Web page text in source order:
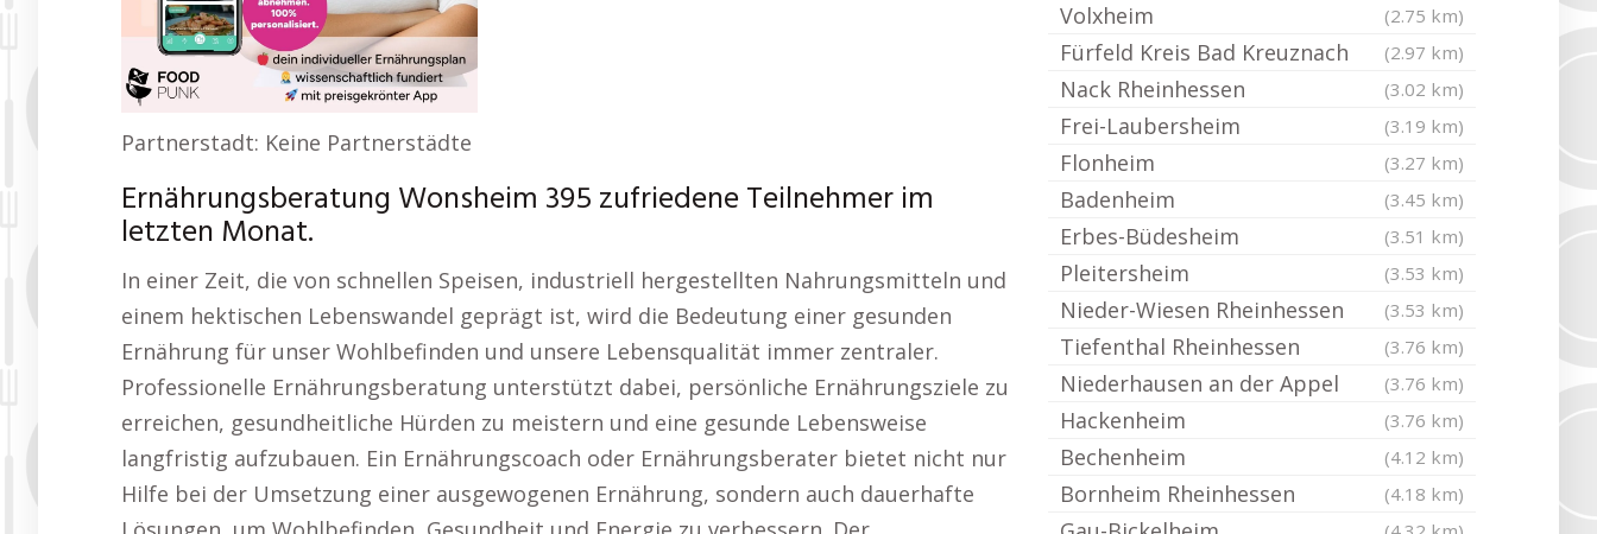
Partnerstadt: Keine Partnerstädte
Ernährungsberatung Wonsheim 395 zufriedene Teilnehmer im
letzten Monat.
In einer Zeit, die von schnellen Speisen, industriell hergestellten Nahrungsmitteln und
einem hektischen Lebenswandel geprägt ist, wird die Bedeutung einer gesunden
Ernährung für unser Wohlbefinden und unsere Lebensqualität immer zentraler.
Professionelle Ernährungsberatung unterstützt dabei, persönliche Ernährungsziele zu
erreichen, gesundheitliche Hürden zu meistern und eine gesunde Lebensweise
langfristig aufzubauen. Ein Ernährungscoach oder Ernährungsberater bietet nicht nur
Hilfe bei der Umsetzung einer ausgewogenen Ernährung, sondern auch dauerhafte
Volxheim (2.75 km)
Fürfeld Kreis Bad Kreuznach (2.97 km)
Nack Rheinhessen (3.02 km)
Frei-Laubersheim (3.19 km)
Flonheim (3.27 km)
Badenheim (3.45 km)
Erbes-Büdesheim (3.51 km)
Pleitersheim (3.53 km)
Nieder-Wiesen Rheinhessen (3.53 km)
Tiefenthal Rheinhessen (3.76 km)
Niederhausen an der Appel (3.76 km)
Hackenheim (3.76 km)
Bechenheim (4.12 km)
Bornheim Rheinhessen (4.18 km)